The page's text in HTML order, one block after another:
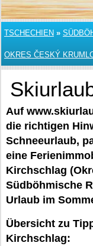
TSCHECHIEN »
OKRES ČESKÝ
Auf
die richtigen
Schneeurlaub,
eine
Kirchschlag
Südböhmische
Urlaub im
Übersicht zu
Kirchschlag: